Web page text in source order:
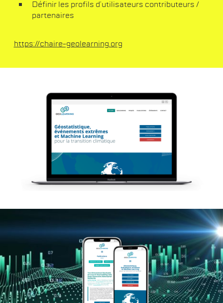
Définir les profils d’utilisateurs contributeurs /
partenaires
https://chaire-geolearning.org